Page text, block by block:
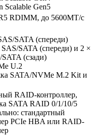
Scalable Gen5
RDIMM, до 5600МТ/с
SATA (спереди)
SAS/SATA (спереди) и 2 ×
(сзади)
U.2
SATA/NVMe M.2 Kit и
RAID-контроллер,
SATA RAID 0/1/10/5
стандартный
PCIe HBA или RAID-